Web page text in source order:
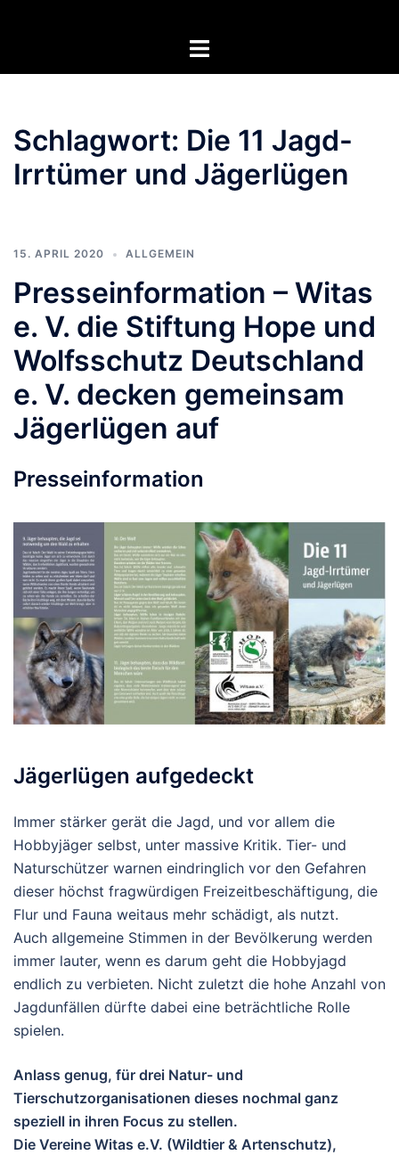
Menü
Schlagwort: Die 11 Jagd-
Irrtümer und Jägerlügen
15. APRIL 2020 ALLGEMEIN
Presseinformation – Witas
e. V. die Stiftung Hope und
Wolfsschutz Deutschland
e. V. decken gemeinsam
Jägerlügen auf
Presseinformation
Jägerlügen aufgedeckt
Immer stärker gerät die Jagd, und vor allem die
Hobbyjäger selbst, unter massive Kritik. Tier- und
Naturschützer warnen eindringlich vor den Gefahren
dieser höchst fragwürdigen Freizeitbeschäftigung, die
Flur und Fauna weitaus mehr schädigt, als nutzt.
Auch allgemeine Stimmen in der Bevölkerung werden
immer lauter, wenn es darum geht die Hobbyjagd
endlich zu verbieten. Nicht zuletzt die hohe Anzahl von
Jagdunfällen dürfte dabei eine beträchtliche Rolle
spielen.
Anlass genug, für drei Natur- und
Tierschutzorganisationen dieses nochmal ganz
speziell in ihren Focus zu stellen.
Die Vereine Witas e.V. (Wildtier & Artenschutz),